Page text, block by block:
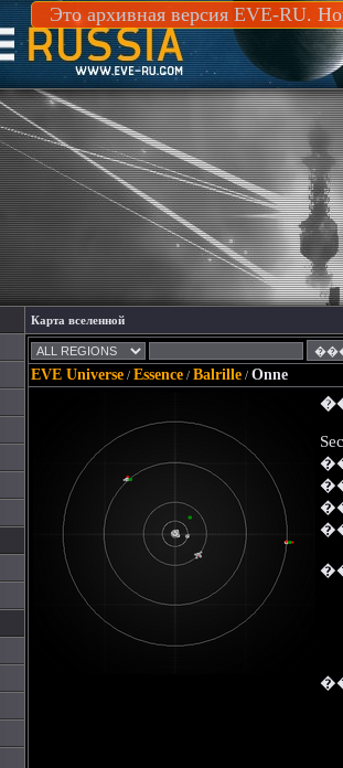
Это архивная версия EVE-RU.
Карта вселенной
EVE Universe / Essence / Balrille / Onne